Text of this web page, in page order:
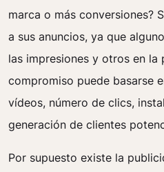
marca o más conversiones?
a sus anuncios, ya que
las impresiones y otros en la
compromiso puede basarse
vídeos, número de clics,
generación de clientes
Por supuesto existe la